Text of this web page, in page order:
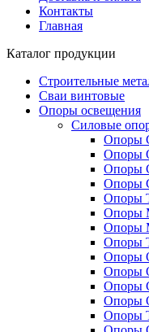
Контакты
Главная
Каталог продукции
Строительные
Сваи винтовые
Опоры освещения
Силовые
Опоры
Опоры
Опоры
Опоры
Опоры
Опоры
Опоры
Опоры
Опоры
Опоры
Опоры
Опоры
Опоры